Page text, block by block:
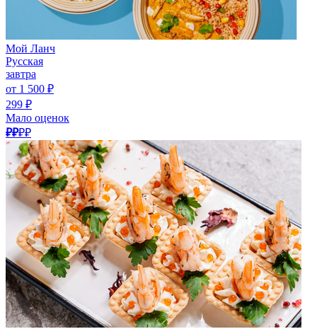
Мой Ланч
Русская
завтра
от 1 500 ₽
299 ₽
Мало оценок
₽₽₽₽